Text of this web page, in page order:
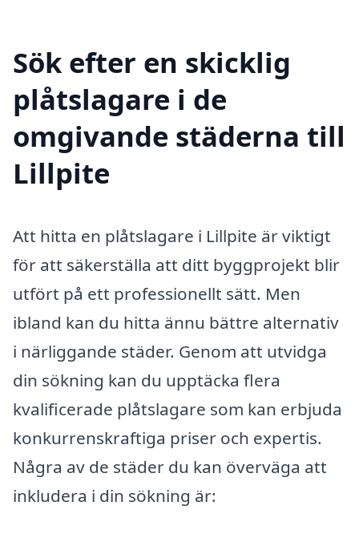
Sök efter en skicklig
plåtslagare i de
omgivande städerna till
Lillpite
Att hitta en plåtslagare i Lillpite är viktigt
för att säkerställa att ditt byggprojekt blir
utfört på ett professionellt sätt. Men
ibland kan du hitta ännu bättre alternativ
i närliggande städer. Genom att utvidga
din sökning kan du upptäcka flera
kvalificerade plåtslagare som kan erbjuda
konkurrenskraftiga priser och expertis.
Några av de städer du kan överväga att
inkludera i din sökning är: